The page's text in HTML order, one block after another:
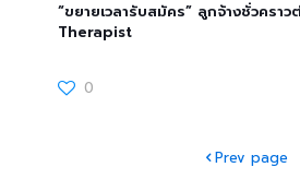
“ขยายเวลารับสมัคร” ลูกจ้างชั่วครา
Therapist
0
Prev page